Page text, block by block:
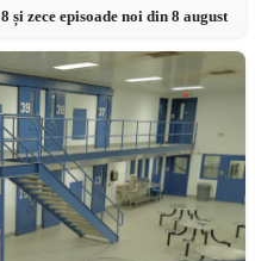
zece episoade noi din 8 august